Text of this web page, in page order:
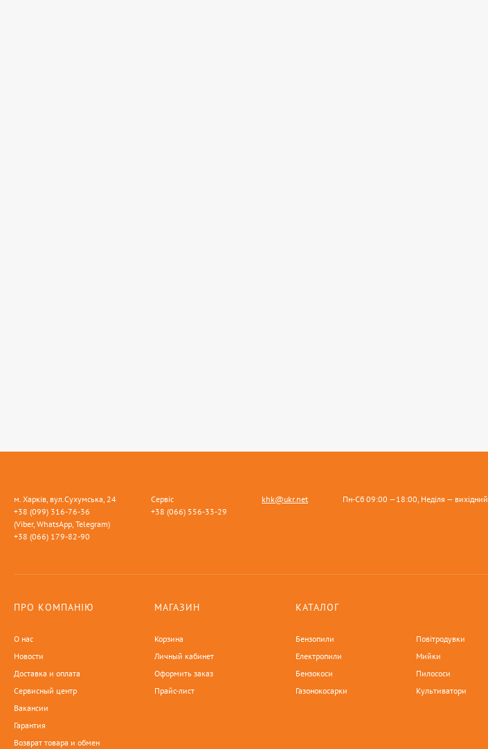
м. Харків, вул.Сухумська, 24
+38 (099) 316-76-36
(Viber, WhatsApp, Telegram)
+38 (066) 179-82-90
Сервіс
+38 (066) 556-33-29
khk@ukr.net Пн-Сб 09:00 —18:00, Неділя — вихідний
ПРО КОМПАНІЮ
О нас
Новости
Доставка и оплата
Сервисный центр
Вакансии
Гарантия
Возврат товара и обмен
МАГАЗИН
Корзина
Личный кабинет
Оформить заказ
Прайс-лист
КАТАЛОГ
Бензопили
Електропили
Бензокоси
Газонокосарки
Повітродувки
Мийки
Пилососи
Культиватори